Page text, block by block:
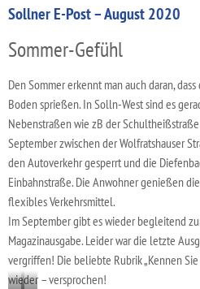
Sollner E-Post – August 2020
Sommer-Gefühl
Den Sommer erkennt man auch daran,
Boden sprießen. In Solln-West sind es
Nebenstraßen wie zB der
September zwischen der Wolfratshauser
den Autoverkehr gesperrt und die
Einbahnstraße. Die Anwohner genießen
flexibles Verkehrsmittel.
Im September gibt es wieder begleitend
Magazinausgabe. Leider war die letzte
vergriffen! Die beliebte Rubrik „Kennen
wieder – versprochen!